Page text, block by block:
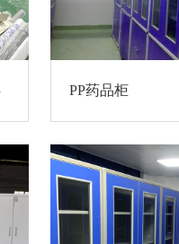
PP药品柜